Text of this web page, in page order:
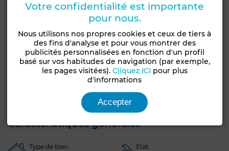
Ce local représente une excellente opportunité pour les
entrepreneurs souhaitant se lancer dans le secteur de la
restauration à Marrakech. Que vous envisagiez d’ouvrir un
café, un restaurant gastronomique ou une brasserie, cet
espace offre une base solide pour développer votre
projet.
Frais d'agence 2.5% HT
Caractéristiques générales
Type de bien Etat
Votre confidentialité est importante
pour nous.
Nous utilisons nos propres cookies et ceux de tiers à
des fins d'analyse et pour vous montrer des
publicités personnalisées en fonction d'un profil
basé sur vos habitudes de navigation (par exemple,
les pages visitées). Cliquez ICI pour plus
d'informations
Accepter